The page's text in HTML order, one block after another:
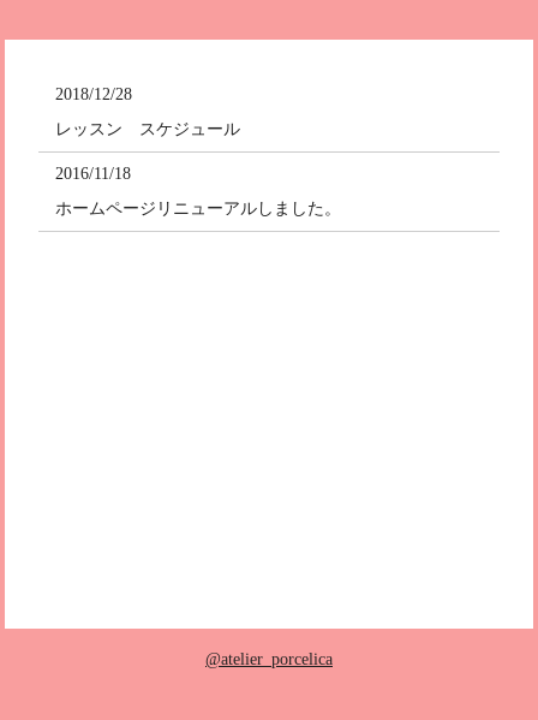
2018/12/28
レッスン スケジュール
2016/11/18
ホームページリニューアルしました。
@atelier_porcelica